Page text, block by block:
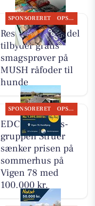
SPONSORERET OPSLAGSTAVLEN
Resen Landhandel
tilbyder gratis
smagsprøver på
MUSH råfoder til
hunde
SPONSORERET OPSLAGSTAVLEN
EDC Ejen­doms­
grup­pen Struer
sænker prisen på
sommerhus på
Vigen 78 med
100.000 kr.